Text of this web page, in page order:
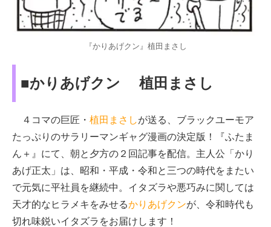
『かりあげクン』植田まさし
■かりあげクン 植田まさし
４コマの巨匠・ 植田まさしが送る、ブラックユーモア
たっぷりのサラリーマンギャグ漫画の決定版！『ふたま
ん＋』にて、朝と夕方の２回記事を配信。主人公「かり
あげ正太」は、昭和・平成・令和と三つの時代をまたい
で元気に平社員を継続中。イタズラや悪巧みに関しては
天才的なヒラメキをみせるかりあげクンが、令和時代も
切れ味鋭いイタズラをお届けします！